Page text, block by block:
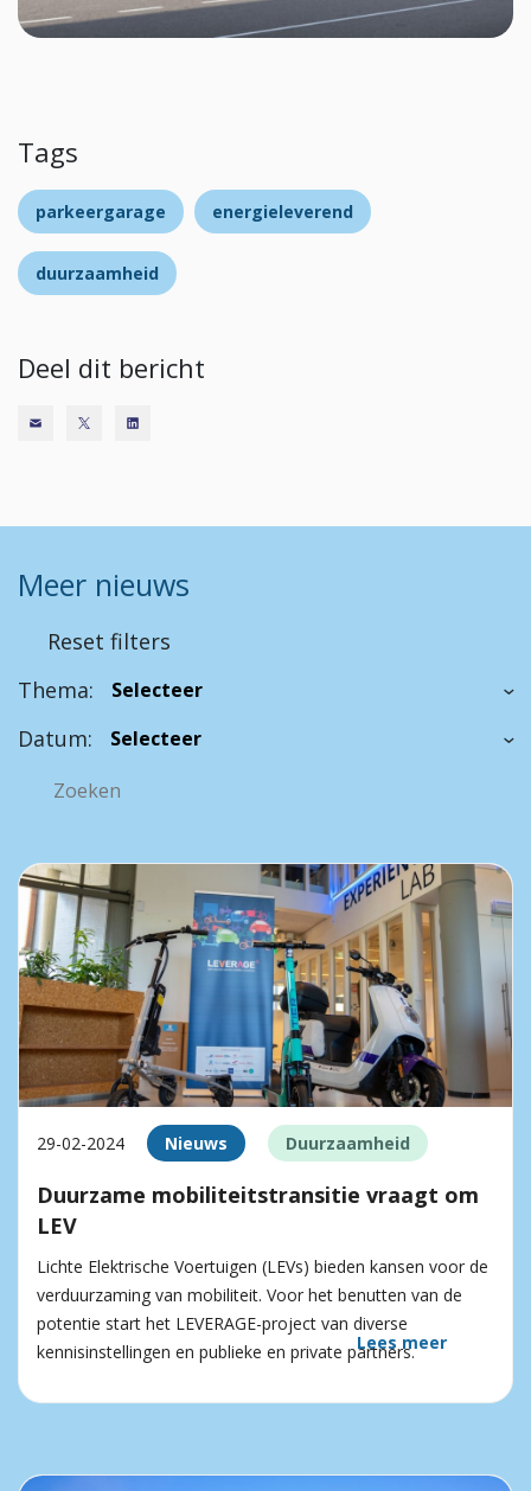
Tags
parkeergarage energieleverend
duurzaamheid
Deel dit bericht
Meer nieuws
Reset filters
Thema:
Datum:
29-02-2024 Nieuws Duurzaamheid
Duurzame mobiliteitstransitie vraagt om
LEV
Lichte Elektrische Voertuigen (LEVs) bieden kansen voor de
verduurzaming van mobiliteit. Voor het benutten van de
potentie start het LEVERAGE-project van diverse
kennisinstellingen en publieke en private partners.
Lees meer